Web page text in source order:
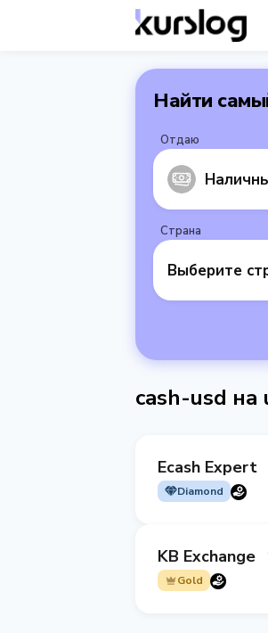
Найти
Отдаю
Страна
Выберите
cash-usd
Ecash Expert
Diamond
KB Exchange
Gold